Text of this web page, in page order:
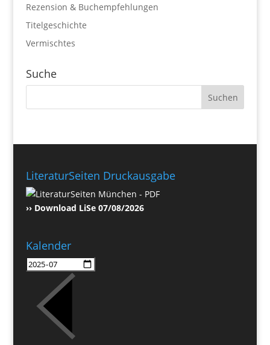
Rezension & Buchempfehlungen
Titelgeschichte
Vermischtes
Suche
LiteraturSeiten Druckausgabe
›› Download LiSe 07/08/2026
Kalender